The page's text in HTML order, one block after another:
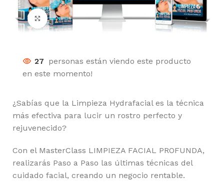
Click para agrandar
27 personas están viendo este producto
en este momento!
¿Sabías que la Limpieza Hydrafacial es la técnica
más efectiva para lucir un rostro perfecto y
rejuvenecido?
Con el MasterClass LIMPIEZA FACIAL PROFUNDA,
realizarás Paso a Paso las últimas técnicas del
cuidado facial, creando un negocio rentable.